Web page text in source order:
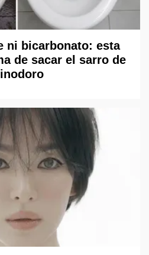
ni bicarbonato: esta
de sacar el sarro de